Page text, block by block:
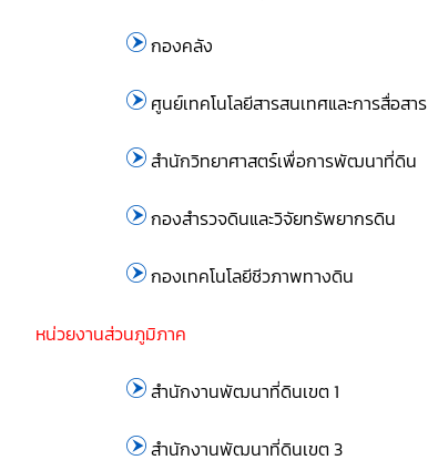
กองคลัง
ศูนย์เทคโนโลยีสารสนเทศและการสื่อสาร
สำนักวิทยาศาสตร์เพื่อการพัฒนาที่ดิน
กองสำรวจดินและวิจัยทรัพยากรดิน
กองเทคโนโลยีชีวภาพทางดิน
หน่วยงานส่วนภูมิภาค
สำนักงานพัฒนาที่ดินเขต 1
สำนักงานพัฒนาที่ดินเขต 3